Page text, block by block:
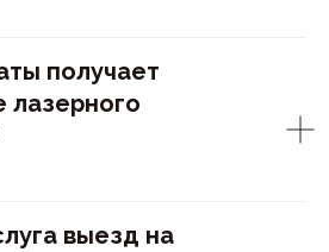
получает
лазерного
выезд на